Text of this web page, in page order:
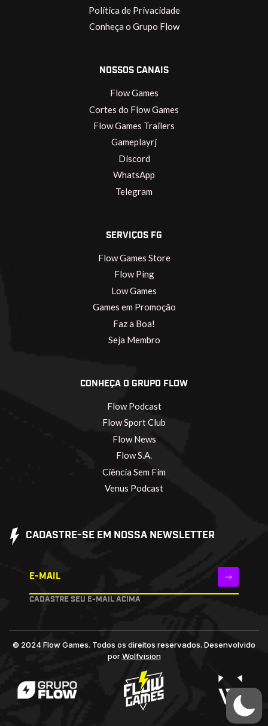
Política de Privacidade
Conheça o Grupo Flow
NOSSOS CANAIS
Flow Games
Cortes do Flow Games
Flow Games Trailers
Gameplayrj
Discord
WhatsApp
Telegram
SERVIÇOS FG
Flow Games Store
Flow Ping
Low Games
Games em Promoção
Faz a Boa!
Seja Membro
CONHEÇA O GRUPO FLOW
Flow Podcast
Flow Sport Club
Flow News
Flow S.A.
Ciência Sem Fim
Venus Podcast
CADASTRE-SE EM NOSSA NEWSLETTER
E-MAIL
CADASTRE SEU E-MAIL ACIMA
© 2024 Flow Games. Todos os direitos reservados. Desenvolvido
porWolfvision